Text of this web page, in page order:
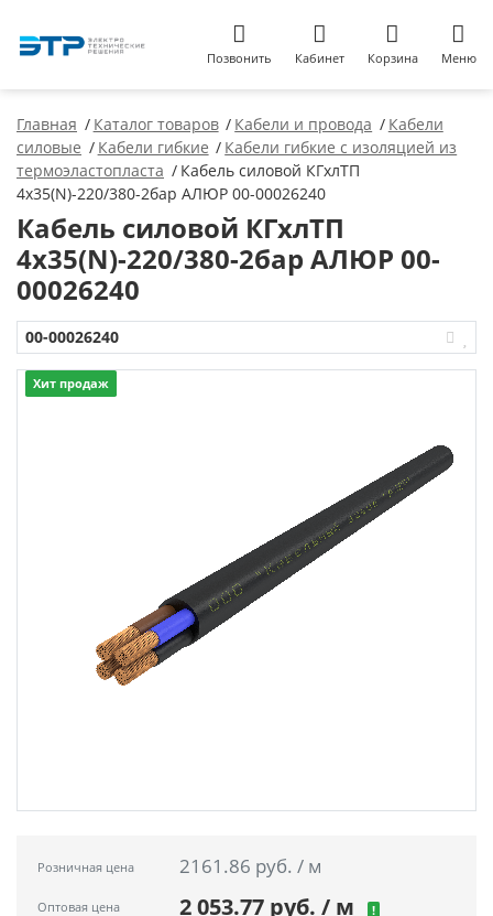
Позвонить Кабинет Корзина Меню
Главная Каталог товаров Кабели и провода
Кабели
силовые
Кабели гибкие
Кабели гибкие с изоляцией из
термоэластопласта
Кабель силовой КГхлТП
4х35(N)-220/380-2бар АЛЮР 00-00026240
Кабель силовой КГхлТП
4х35(N)-220/380-2бар АЛЮР 00-
00026240
00-00026240
Хит продаж
Розничная цена 2161.86 руб. / м
Оптовая цена 2 053.77 руб. / м !